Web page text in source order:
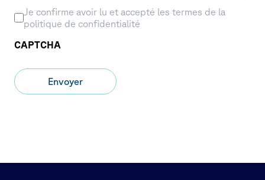
Je confirme avoir lu et accepté les termes de la
politique de confidentialité
CAPTCHA
Envoyer